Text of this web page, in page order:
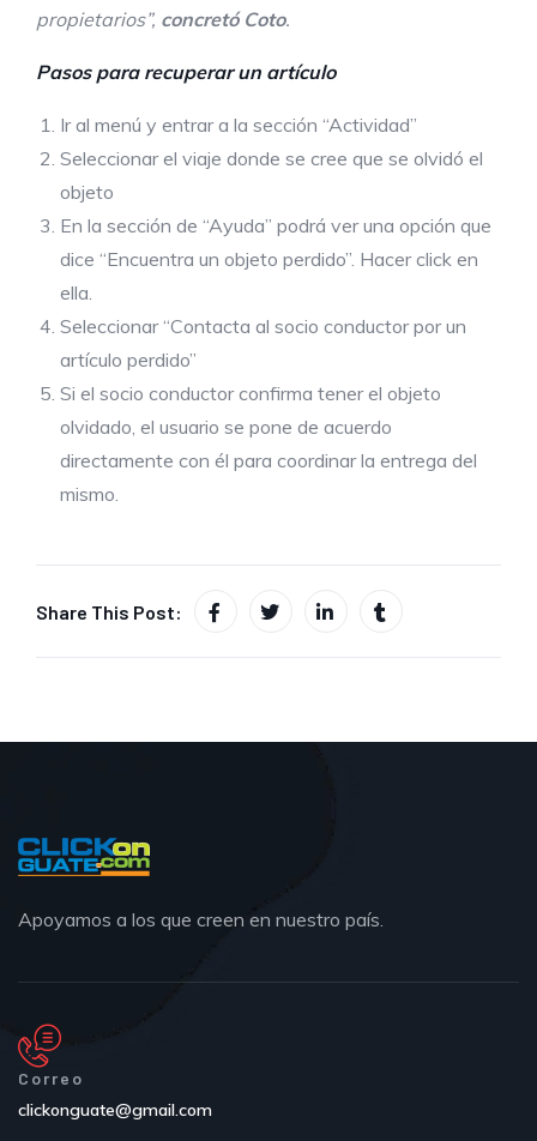
propietarios”, concretó Coto.
Pasos para recuperar un artículo
Ir al menú y entrar a la sección “Actividad”
Seleccionar el viaje donde se cree que se olvidó el
objeto
En la sección de “Ayuda” podrá ver una opción que
dice “Encuentra un objeto perdido”. Hacer click en
ella.
Seleccionar “Contacta al socio conductor por un
artículo perdido”
Si el socio conductor confirma tener el objeto
olvidado, el usuario se pone de acuerdo
directamente con él para coordinar la entrega del
mismo.
Share This Post:
Apoyamos a los que creen en nuestro país.
Correo
clickonguate@gmail.com